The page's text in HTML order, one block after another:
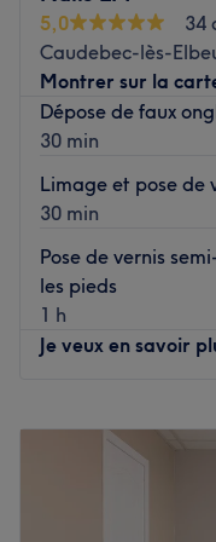
prendre soin de vous.
Transport public le
L'arrêt de bus
pied du salon,
L'équipe
Bérengère vous
professionnalisme
et de qualité.
Nos coups de cœur :
L’atmosphère : un
Les spécialités de
5,0
34
Caudebec-lès-
Montrer sur la
Dépose de faux
30 min
Limage et pose de
30 min
Pose de vernis
les pieds
1 h
Je veux en savoir